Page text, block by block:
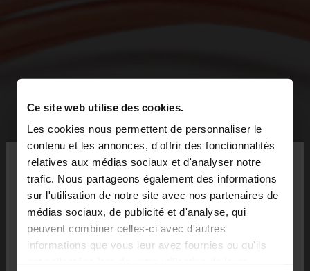
Ce site web utilise des cookies.
Les cookies nous permettent de personnaliser le
contenu et les annonces, d'offrir des fonctionnalités
relatives aux médias sociaux et d'analyser notre
trafic. Nous partageons également des informations
sur l'utilisation de notre site avec nos partenaires de
médias sociaux, de publicité et d'analyse, qui
peuvent combiner celles-ci avec d'autres
informations que vous leur avez fournies ou qu'ils
bonjour ×
Vous accédez au site depuis Suisse. Voulez-vous
parcourir notre site au United States?